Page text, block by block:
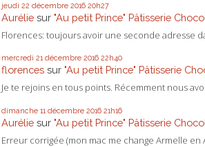
jeudi 22 décembre 2016 20h27
Aurélie sur "Au petit Prince" Pâtisserie
Florences: toujours avoir une seconde adresse
mercredi 21 décembre 2016 22h40
florences sur "Au petit Prince" Pâtisserie
Je te rejoins en tous points. Récemment nous
dimanche 11 décembre 2016 21h16
Aurélie sur "Au petit Prince" Pâtisserie
Erreur corrigée (mon mac me change Armelle en